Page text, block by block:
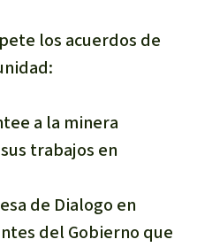
los acuerdos de
a la minera
trabajos en
de Dialogo en
del Gobierno que